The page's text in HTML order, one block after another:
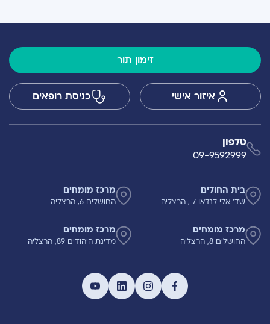
זימון תור
איזור אישי כניסת רופאים
טלפון
09-9592999
בית החולים
שד' אלי לנדאו 7 , הרצליה
מרכז מומחים
החושלים 6, הרצליה
מרכז מומחים
החושלים 8, הרצליה
מרכז מומחים
מדינת היהודים 89, הרצליה